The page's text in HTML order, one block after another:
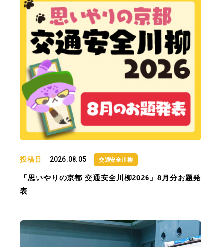
投稿日 2026.08.05 交通安全川柳
「思いやりの京都 交通安全川柳2026」8月分お題発
表